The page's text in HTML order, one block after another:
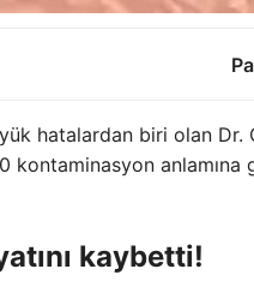
hatalardan biri olan
kontaminasyon
kaybetti!